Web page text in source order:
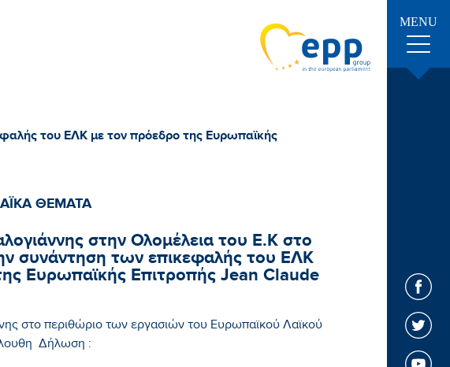
MENU
του ΕΛΚ με τον πρόεδρο της Ευρωπαϊκής
ΘΕΜΑΤΑ
στην Ολομέλεια του Ε.Κ στο
συνάντηση των επικεφαλής του ΕΛΚ
Ευρωπαϊκής Επιτροπής Jean Claude
στο περιθώριο των εργασιών του Ευρωπαϊκού Λαϊκού
Δήλωση :